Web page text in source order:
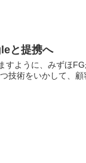
と提携へ
すように、みずほ
技術をいかして、